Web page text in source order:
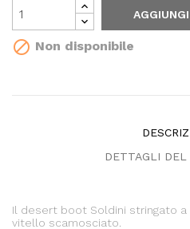
 Non disponibile
DETTAGLI DEL
Il desert boot Soldini stringato a
vitello scamosciato.